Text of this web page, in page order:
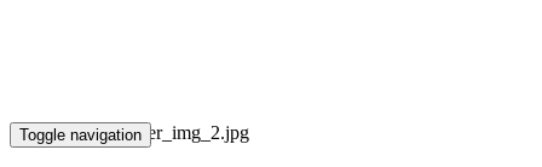
Toggle navigation